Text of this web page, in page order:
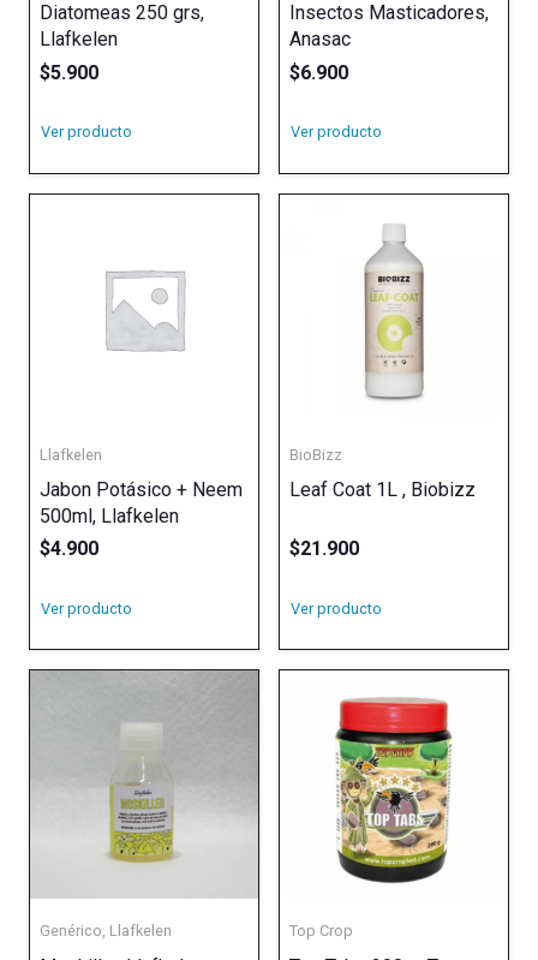
Diatomeas 250 grs,
Llafkelen
$5.900
Ver producto
Insectos Masticadores,
Anasac
$6.900
Ver producto
Llafkelen
Jabon Potásico + Neem
500ml, Llafkelen
$4.900
Ver producto
BioBizz
Leaf Coat 1L , Biobizz
$21.900
Ver producto
Genérico, Llafkelen Top Crop